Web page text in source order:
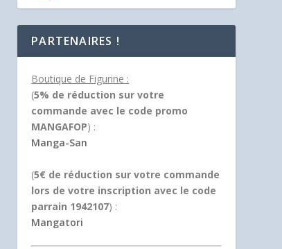
PARTENAIRES !
Boutique de Figurine :
(5% de réduction sur votre
commande avec le code promo
MANGAFOP) :
Manga-San
(5€ de réduction sur votre commande
lors de votre inscription avec le code
parrain 1942107) :
Mangatori